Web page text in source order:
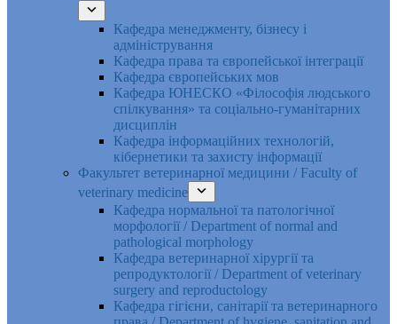
Кафедра менеджменту, бізнесу і
адміністрування
Кафедра права та європейської інтеграції
Кафедра європейських мов
Кафедра ЮНЕСКО «Філософія людського
спілкування» та соціально-гуманітарних
дисциплін
Кафедра інформаційних технологій,
кібернетики та захисту інформації
Факультет ветеринарної медицини / Faculty of
veterinary medicine
Кафедра нормальної та патологічної
морфології / Department of normal and
pathological morphology
Кафедра ветеринарної хірургії та
репродуктології / Department of veterinary
surgery and reproductology
Кафедра гігієни, санітарії та ветеринарного